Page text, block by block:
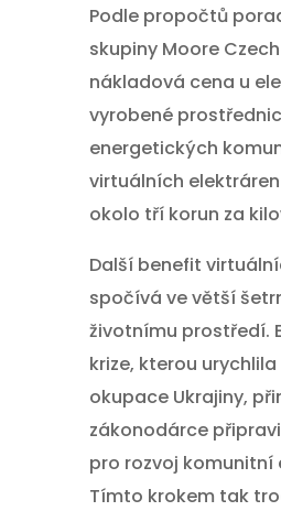
Podle propočtů
skupiny Moore
nákladová cena u
vyrobené
energetických
virtuálních
okolo tří korun za
Další benefit
spočívá ve větší
životnímu prostředí.
krize, kterou
okupace Ukrajiny,
zákonodárce
pro rozvoj komunitní
Tímto krokem tak